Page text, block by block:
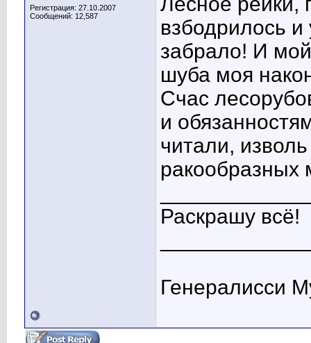
Регистрация: 27.10.2007
Сообщений: 12,587
взбодрилось
забрало! И мой
шуба моя
Счас
и
читали,
ракообразных
Раскрашу всё!
Генералисси